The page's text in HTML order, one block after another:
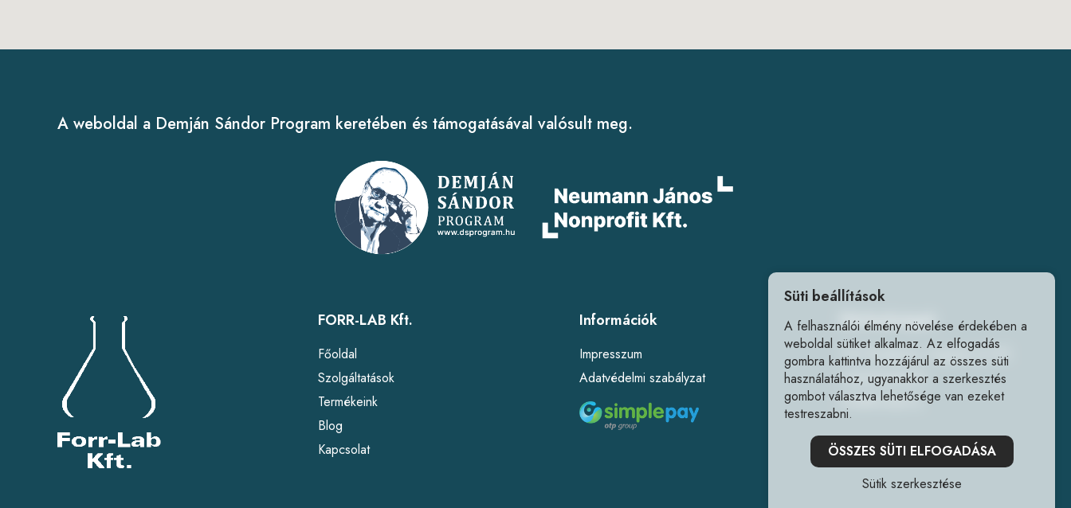
Süti beállítások
A felhasználói élmény növelése érdekében a
weboldal sütiket alkalmaz. Az elfogadás
gombra kattintva hozzájárul az összes süti
használatához, ugyanakkor a szerkesztés
gombot választva lehetősége van ezeket
testreszabni.
ÖSSZES SÜTI ELFOGADÁSA
Sütik szerkesztése
A weboldal a Demján Sándor Program keretében és támogatásával valósult meg.
FORR-LAB Kft.
Főoldal
Szolgáltatások
Termékeink
Blog
Kapcsolat
Információk
Impresszum
Adatvédelmi szabályzat
Elérhetőségek
1141 Budapest, Fogarasi út 218.
+36202240241
info@forrlab.hu